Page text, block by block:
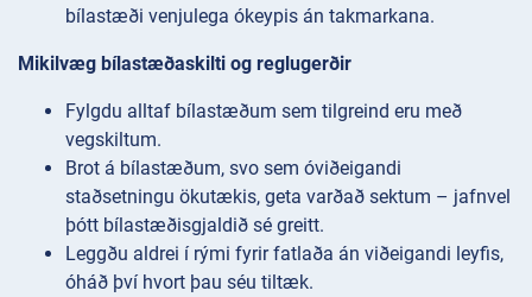
bílastæði venjulega ókeypis án takmarkana.
Mikilvæg bílastæðaskilti og reglugerðir
Fylgdu alltaf bílastæðum sem tilgreind eru með
vegskiltum.
Brot á bílastæðum, svo sem óviðeigandi
staðsetningu ökutækis, geta varðað sektum – jafnvel
þótt bílastæðisgjaldið sé greitt.
Leggðu aldrei í rými fyrir fatlaða án viðeigandi leyfis,
óháð því hvort þau séu tiltæk.